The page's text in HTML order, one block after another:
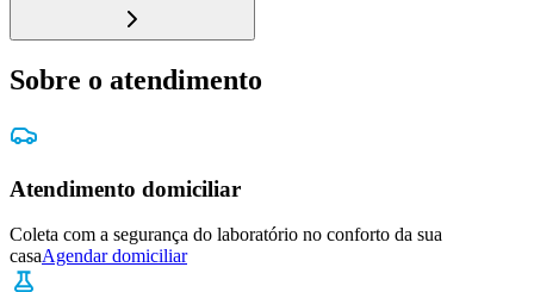
Sobre o atendimento
Atendimento domiciliar
Coleta com a segurança do laboratório no conforto da sua
casaAgendar domiciliar